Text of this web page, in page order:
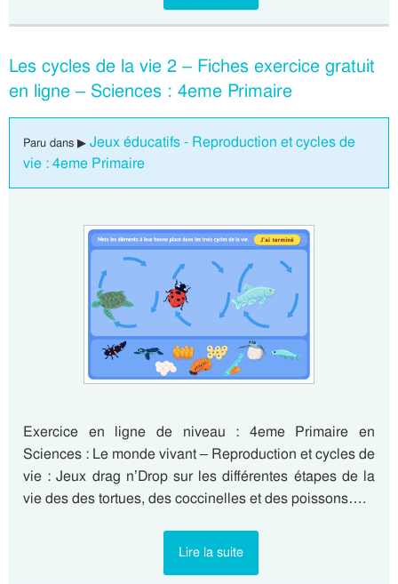
Les cycles de la vie 2 – Fiches exercice gratuit
en ligne – Sciences : 4eme Primaire
Paru dans ▶ Jeux éducatifs - Reproduction et cycles de
vie : 4eme Primaire
Exercice en ligne de niveau : 4eme Primaire en
Sciences : Le monde vivant – Reproduction et cycles de
vie : Jeux drag n’Drop sur les différentes étapes de la
vie des des tortues, des coccinelles et des poissons….
Lire la suite